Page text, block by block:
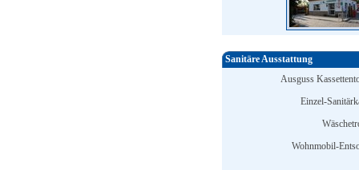
Sanitäre Ausstattung
Ausguss
Einzel-
Wohnmobil-